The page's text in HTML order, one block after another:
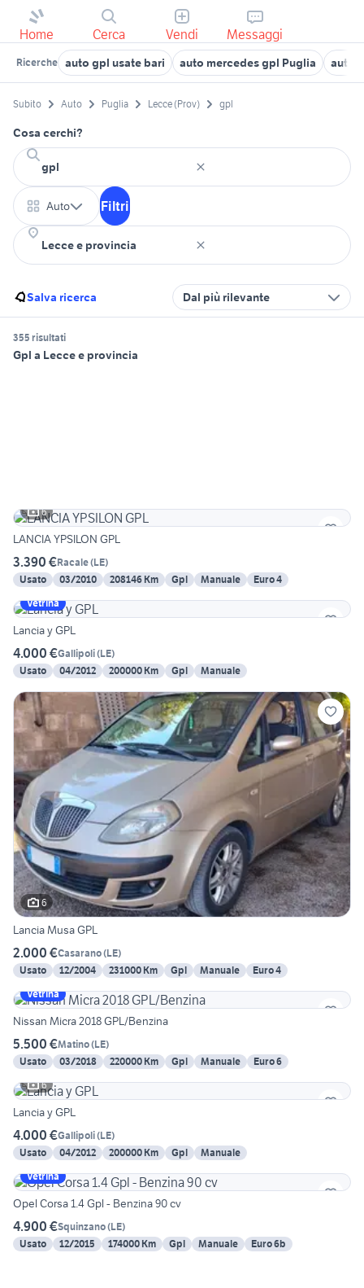
Home Cerca Vendi Messaggi
Ricerche auto gpl usate bari auto mercedes gpl Puglia auto
Subito Auto Puglia Lecce (Prov) gpl
Cosa cerchi?
Auto Filtri
Salva ricerca Dal più rilevante
355 risultati
Gpl a Lecce e provincia
6
LANCIA YPSILON GPL
3.390 €Racale(LE)
Usato
03/2010 208146 Km Gpl Manuale
Euro 4
Vetrina
Lancia y GPL
4.000 €Gallipoli(LE)
Usato
04/2012 200000 Km Gpl Manuale
6
Lancia Musa GPL
2.000 €Casarano(LE)
Usato
12/2004 231000 Km Gpl Manuale
Euro 4
Vetrina
Nissan Micra 2018 GPL/Benzina
5.500 €Matino(LE)
Usato
03/2018 220000 Km Gpl Manuale
Euro 6
6
Lancia y GPL
4.000 €Gallipoli(LE)
Usato
04/2012 200000 Km Gpl
Manuale
Vetrina
Opel Corsa 1.4 Gpl - Benzina 90 cv
4.900 €Squinzano(LE)
Usato
12/2015 174000 Km Gpl Manuale Euro 6b